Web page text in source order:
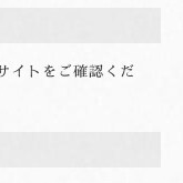
トをご確認くだ